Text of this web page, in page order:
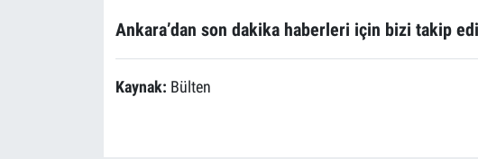
Ankara’dan son dakika haberleri için bizi takip
Kaynak: Bülten